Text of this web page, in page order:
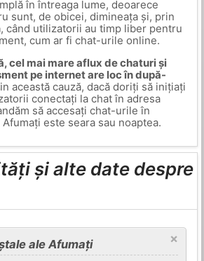
în întreaga lume, deoarece
sunt, de obicei, dimineața și, prin
când utilizatorii au timp liber pentru
cum ar fi chat-urile online.
cel mai mare aflux de chaturi și
pe internet are loc în după-
această cauză, dacă doriți să inițiați
conectați la chat în adresa
să accesați chat-urile în
este seara sau noaptea.
și alte date despre
×
ale Afumați